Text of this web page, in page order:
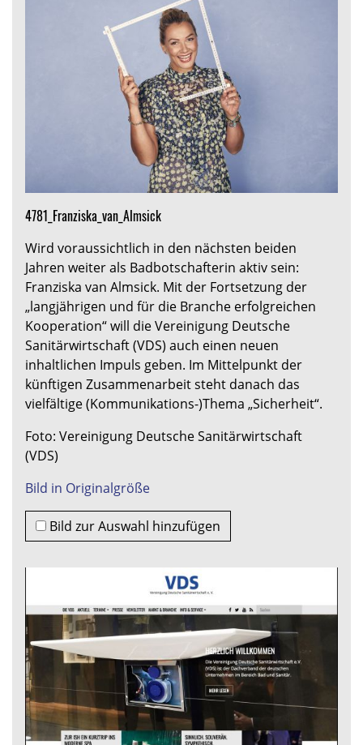
4781_Franziska_van_Almsick
Wird voraussichtlich in den nächsten beiden
Jahren weiter als Badbotschafterin aktiv sein:
Franziska van Almsick. Mit der Fortsetzung der
„langjährigen und für die Branche erfolgreichen
Kooperation“ will die Vereinigung Deutsche
Sanitärwirtschaft (VDS) auch einen neuen
inhaltlichen Impuls geben. Im Mittelpunkt der
künftigen Zusammenarbeit steht danach das
vielfältige (Kommunikations-)Thema „Sicherheit“.
Foto: Vereinigung Deutsche Sanitärwirtschaft
(VDS)
Bild in Originalgröße
Bild zur Auswahl hinzufügen